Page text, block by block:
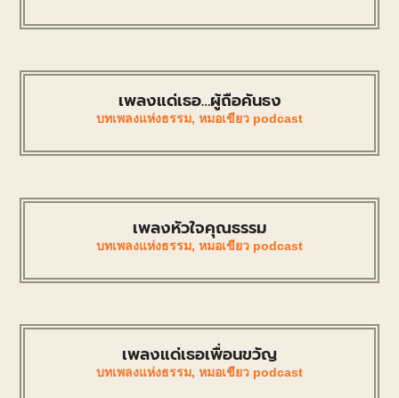
เพลงแด่เธอ…ผู้ถือคันธง
บทเพลงแห่งธรรม, หมอเขียว podcast
เพลงหัวใจคุณธรรม
บทเพลงแห่งธรรม, หมอเขียว podcast
เพลงแด่เธอเพื่อนขวัญ
บทเพลงแห่งธรรม, หมอเขียว podcast